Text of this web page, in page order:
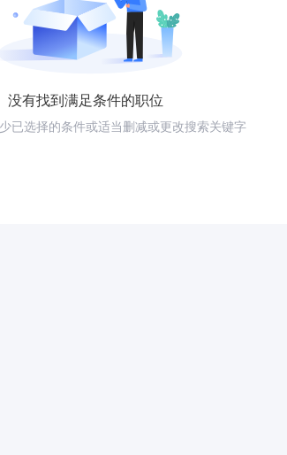
没有找到满足条件的职位
已选择的条件或适当删减或更改搜索关键字